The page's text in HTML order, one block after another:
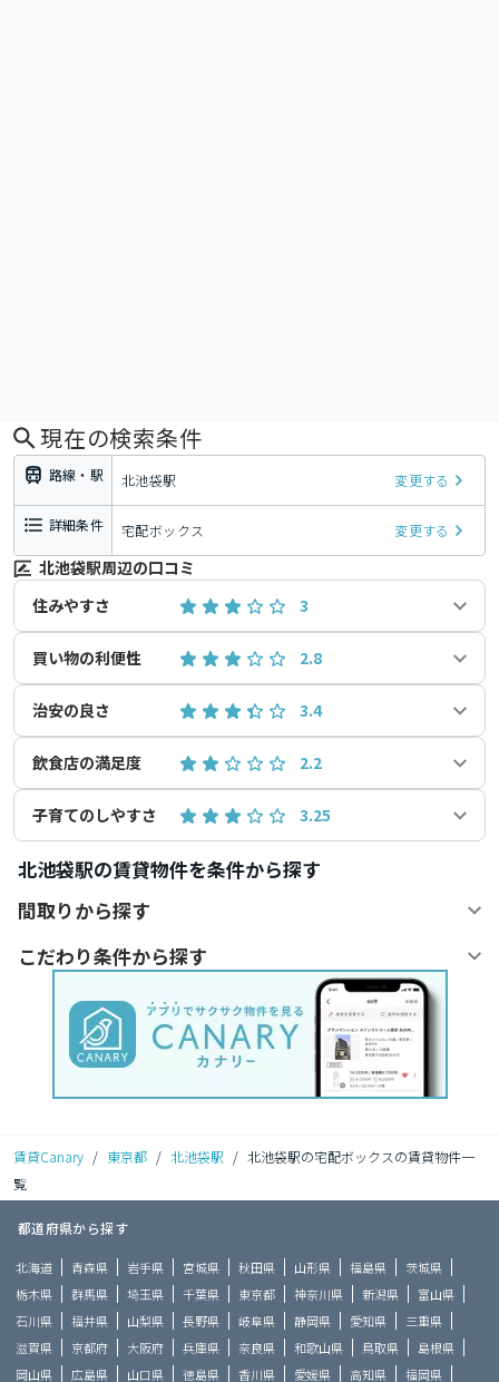
現在の検索条件
路線・駅 北池袋駅 変更する
詳細条件 宅配ボックス 変更する
北池袋駅周辺の口コミ
住みやすさ
3
買い物の利便性 2.8
治安の良さ 3.4
飲食店の満足度 2.2
子育てのしやすさ 3.25
北池袋駅の賃貸物件を条件から探す
間取りから探す
こだわり条件から探す
賃貸Canary / 東京都 / 北池袋駅 / 北池袋駅の宅配ボックスの賃貸物件一
覧
都道府県から探す
北海道 青森県 岩手県 宮城県 秋田県 山形県 福島県
茨城県
栃木県
群馬県 埼玉県 千葉県 東京都 神奈川県 新潟県
富山県
石川県
福井県 山梨県 長野県 岐阜県 静岡県 愛知県
三重県
滋賀県
京都府 大阪府 兵庫県 奈良県 和歌山県 鳥取県
島根県
岡山県
広島県 山口県 徳島県 香川県 愛媛県 高知県 福岡県